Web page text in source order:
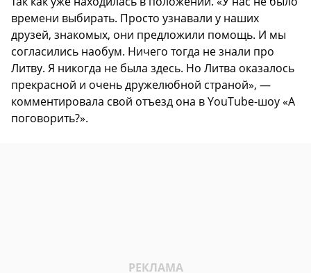
времени выбирать. Просто узнавали у наших
друзей, знакомых, они предложили помощь. И мы
согласились наобум. Ничего тогда не знали про
Литву. Я никогда не была здесь. Но Литва оказалось
прекрасной и очень дружелюбной страной», —
комментировала свой отъезд она в YouTube-шоу «А
поговорить?».